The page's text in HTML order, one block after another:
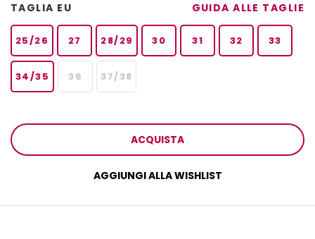
TAGLIA EU GUIDA ALLE TAGLIE
25/26 27 28/29 30 31 32 33
34/35 36 37/38
ACQUISTA
AGGIUNGI ALLA WISHLIST